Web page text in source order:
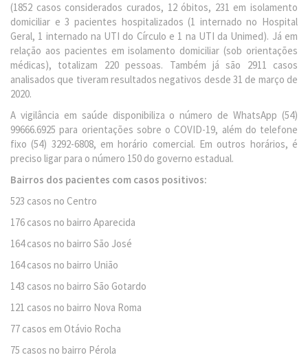
(1852 casos considerados curados, 12 óbitos, 231 em isolamento
domiciliar e 3 pacientes hospitalizados (1 internado no Hospital
Geral, 1 internado na UTI do Círculo e 1 na UTI da Unimed). Já em
relação aos pacientes em isolamento domiciliar (sob orientações
médicas), totalizam 220 pessoas. Também já são 2911 casos
analisados que tiveram resultados negativos desde 31 de março de
2020.
A vigilância em saúde disponibiliza o número de WhatsApp (54)
99666.6925 para orientações sobre o COVID-19, além do telefone
fixo (54) 3292-6808, em horário comercial. Em outros horários, é
preciso ligar para o número 150 do governo estadual.
Bairros dos pacientes com casos positivos:
523 casos no Centro
176 casos no bairro Aparecida
164 casos no bairro São José
164 casos no bairro União
143 casos no bairro São Gotardo
121 casos no bairro Nova Roma
77 casos em Otávio Rocha
75 casos no bairro Pérola